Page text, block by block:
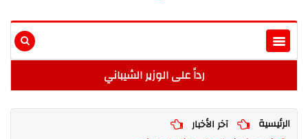
رداً على الوزير الشيباني
الرئيسية
آخر الأخبار